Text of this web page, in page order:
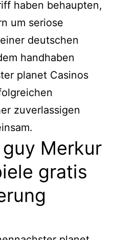
haben behaupten,
um seriose
deutschen
handhaben
planet Casinos
zuverlassigen
guy Merkur
gratis